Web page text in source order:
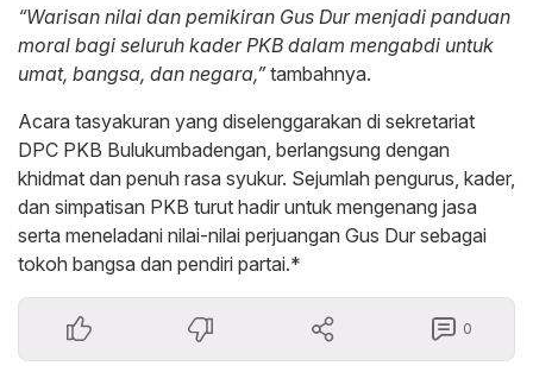
“Warisan nilai dan pemikiran Gus Dur menjadi panduan
moral bagi seluruh kader PKB dalam mengabdi untuk
umat, bangsa, dan negara,”tambahnya.
Acara tasyakuran yang diselenggarakan di sekretariat
DPC PKB Bulukumbadengan, berlangsung dengan
khidmat dan penuh rasa syukur. Sejumlah pengurus, kader,
dan simpatisan PKB turut hadir untuk mengenang jasa
serta meneladani nilai-nilai perjuangan Gus Dur sebagai
tokoh bangsa dan pendiri partai.*
0